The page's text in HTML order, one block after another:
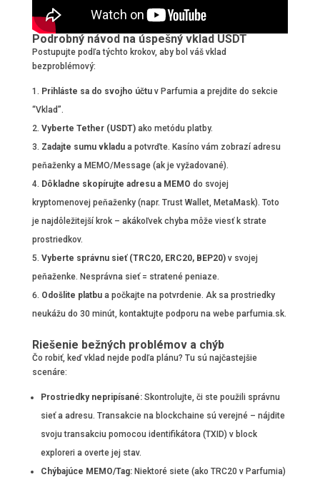
Podrobný návod na úspešný vklad USDT
Postupujte podľa týchto krokov, aby bol váš vklad
bezproblémový:
Prihláste sa do svojho účtuv Parfumia a prejdite do sekcie
“Vklad”.
Vyberte Tether (USDT)ako metódu platby.
Zadajte sumu vkladua potvrďte. Kasíno vám zobrazí adresu
peňaženky a MEMO/Message (ak je vyžadované).
Dôkladne skopírujte adresu a MEMO do svojej
kryptomenovej peňaženky (napr. Trust Wallet, MetaMask). Toto
je najdôležitejší krok – akákoľvek chyba môže viesť k strate
prostriedkov.
Vyberte správnu sieť (TRC20, ERC20, BEP20)v svojej
peňaženke. Nesprávna sieť = stratené peniaze.
Odošlite platbua počkajte na potvrdenie. Ak sa prostriedky
neukážu do 30 minút, kontaktujte podporu na webe parfumia.sk.
Riešenie bežných problémov a chýb
Čo robiť, keď vklad nejde podľa plánu? Tu sú najčastejšie
scenáre:
Prostriedky nepripísané:Skontrolujte, či ste použili správnu
sieť a adresu. Transakcie na blockchaine sú verejné – nájdite
svoju transakciu pomocou identifikátora (TXID) v block
exploreri a overte jej stav.
Chýbajúce MEMO/Tag:Niektoré siete (ako TRC20 v Parfumia)